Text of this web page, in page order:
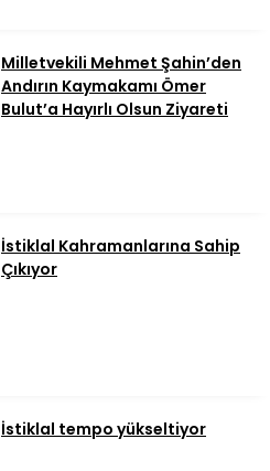
Milletvekili Mehmet Şahin’den
Andırın Kaymakamı Ömer
Bulut’a Hayırlı Olsun Ziyareti
İstiklal Kahramanlarına Sahip
Çıkıyor
İstiklal tempo yükseltiyor